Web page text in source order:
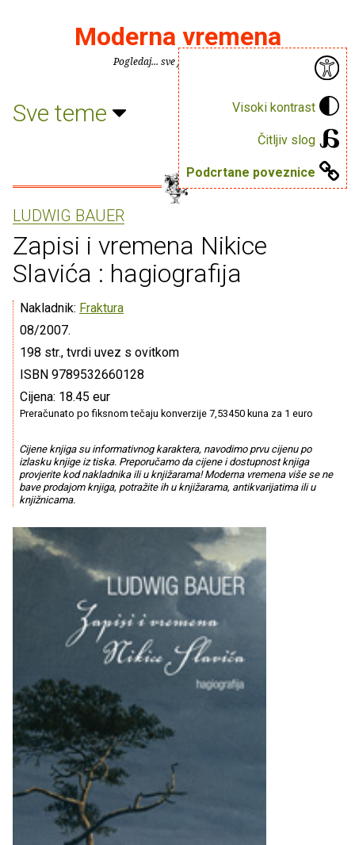
Visoki kontrast
Čitljiv slog
Podcrtane poveznice
Moderna vremena
Pogledaj... sve je puno knjiga.
Sve teme
LUDWIG BAUER
Zapisi i vremena Nikice
Slavića : hagiografija
Nakladnik: Fraktura
08/2007.
198 str., tvrdi uvez s ovitkom
ISBN 9789532660128
Cijena: 18.45 eur
Preračunato po fiksnom tečaju konverzije 7,53450 kuna za 1 euro
Cijene knjiga su informativnog karaktera, navodimo prvu cijenu po
izlasku knjige iz tiska. Preporučamo da cijene i dostupnost knjiga
provjerite kod nakladnika ili u knjižarama! Moderna vremena više se ne
bave prodajom knjiga, potražite ih u knjižarama, antikvarijatima ili u
knjižnicama.